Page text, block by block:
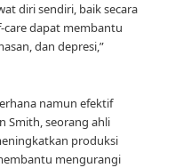
diri sendiri, baik secara
dapat membantu
dan depresi,”
namun efektif
Smith, seorang ahli
produksi
mengurangi